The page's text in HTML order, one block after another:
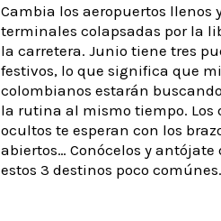
Cambia los aeropuertos llenos
terminales colapsadas por la
la carretera. Junio tiene tres
festivos, lo que significa que
colombianos estarán
la rutina al mismo tiempo. Los
ocultos te esperan con los
abiertos… Conócelos y antójate
estos 3 destinos poco comúnes.